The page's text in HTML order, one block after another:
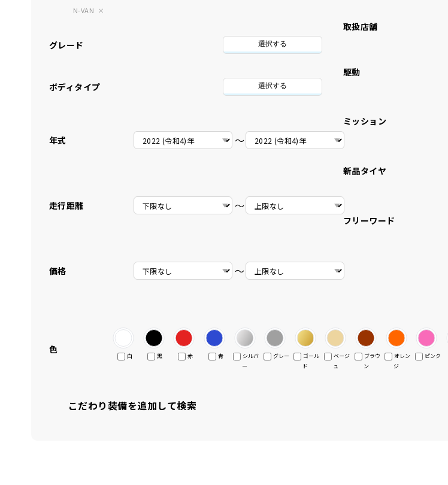
N-VAN
グレード 選択する
ボディタイプ 選択する
年式 〜
走行距離 〜
価格 〜
取扱店舗
駆動
ミッション
新品タイヤ
フリーワード
色
白 黒 赤 青
シルバ
ー
グレー
ゴール
ド
ベージ
ュ
ブラウ
ン
オレン
ジ
ピンク
こだわり装備を追加して検索